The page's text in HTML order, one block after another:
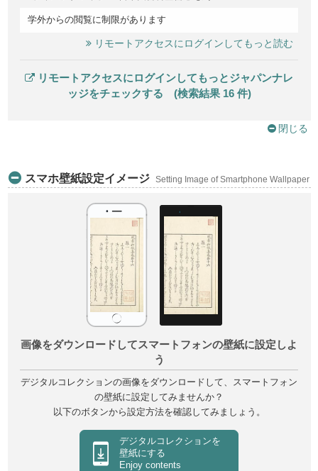
学外からの閲覧に制限があります
リモートアクセスにログインしてもっと読む
リモートアクセスにログインしてもっとジャパンナレ
ッジをチェックする (検索結果 16 件)
閉じる
スマホ壁紙設定イメージ Setting Image of Smartphone Wallpaper
画像をダウンロードしてスマートフォンの壁紙に設定しよ
う
デジタルコレクションの画像をダウンロードして、スマートフォン
の壁紙に設定してみませんか？
以下のボタンから設定方法を確認してみましょう。
デジタルコレクションを
壁紙にする
Enjoy contents